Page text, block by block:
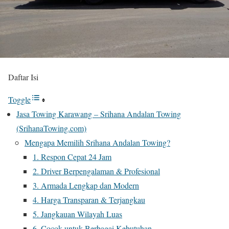
Daftar Isi
Toggle
Jasa Towing Karawang – Srihana Andalan Towing
(SrihanaTowing.com)
Mengapa Memilih Srihana Andalan Towing?
1. Respon Cepat 24 Jam
2. Driver Berpengalaman & Profesional
3. Armada Lengkap dan Modern
4. Harga Transparan & Terjangkau
5. Jangkauan Wilayah Luas